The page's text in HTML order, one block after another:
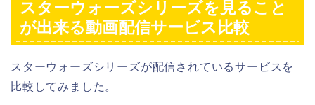
スターウォーズシリーズを見ること
が出来る動画配信サービス比較
スターウォーズシリーズが配信されているサービスを
比較してみました。